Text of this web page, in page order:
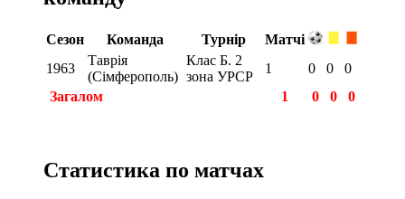
Сезон Команда Турнір
Матчі
1963
Таврія
(Сімферополь)
Клас Б. 2
зона УРСР
1 0 0
0
Загалом
1 0 0 0
Статистика по матчах